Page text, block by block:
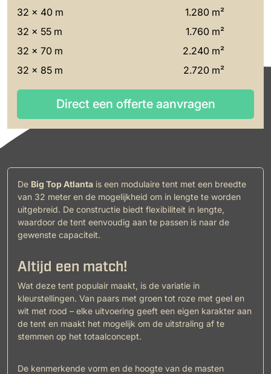
32 x 40 m
1.280 m²
32 x 55 m
1.760 m²
32 x 70 m
2.240 m²
32 x 85 m
2.720 m²
Direct een offerte aanvragen
Direct een offerte aanvragen
De Big Top Atlanta is een modulaire tent met een breedte
van 32 meter en de mogelijkheid om in lengte te worden
uitgebreid. De constructie biedt flexibiliteit in lengte,
waardoor de tent eenvoudig aan te passen is naar de
gewenste capaciteit.
Altijd een match!
Wat deze tent populair maakt, is de variatie in
kleurstellingen. Van paars met groen tot roze met geel en
wit met rood – elke uitvoering geeft een eigen karakter aan
de tent en maakt het mogelijk om de uitstraling af te
stemmen op het totaalconcept.
De kenmerkende vorm en de hoogte van de masten